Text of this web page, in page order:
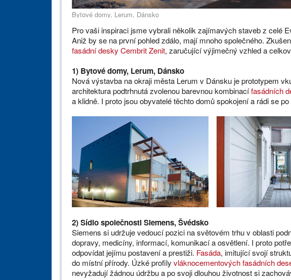
Bytové domy, Lerum, Dánsko
Pro vaši inspiraci jsme vybrali několik zajímavých staveb z celé
Aniž by se na první pohled zdálo, mají mnoho společného.
fasádní desky Cembrit Zenit, zaručující výjimečný vzhled a
1) Bytové domy, Lerum, Dánsko
Nová výstavba na okraji města Lerum v Dánsku je prototypem
architektura podtrhnutá zvolenou barevnou kombinacífasádních
a klidně. I proto jsou obyvatelé těchto domů spokojení a rádi se
2) Sídlo společnosti Siemens, Švédsko
Siemens si udržuje vedoucí pozici na světovém trhu v oblasti
dopravy, medicíny, informací, komunikací a osvětlení. I proto
odpovídat jejímu postavení a prestiži. Fasáda, imitující svojí
do místní přírody. Úzké profily vláknocementových fasádních
nevyžadují žádnou údržbu a po svoji dlouhou životnost si